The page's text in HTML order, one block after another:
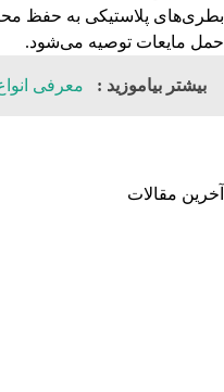
بطری‌های پلاستیکی به حفظ
حمل مایعات توصیه می‌شود.
بیشتر بیاموزید : معرفی
آخرین مقالات